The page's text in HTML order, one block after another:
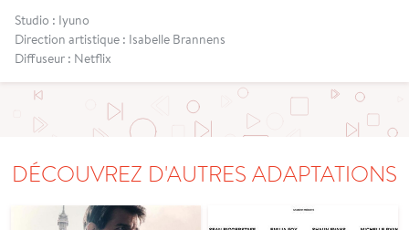
Studio : Iyuno
Direction artistique : Isabelle Brannens
Diffuseur : Netflix
DÉCOUVREZ D'AUTRES ADAPTATIONS